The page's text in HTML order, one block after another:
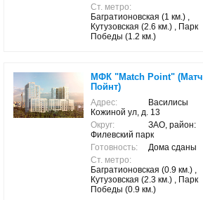
Ст. метро:
Багратионовская (1 км.) ,
Кутузовская (2.6 км.) , Парк
Победы (1.2 км.)
МФК "Match Point" (Матч
Пойнт)
Адрес:
Василисы
Кожиной ул, д. 13
Округ:
ЗАО, район:
Филевский парк
Готовность:
Дома сданы
Ст. метро:
Багратионовская (0.9 км.) ,
Кутузовская (2.3 км.) , Парк
Победы (0.9 км.)